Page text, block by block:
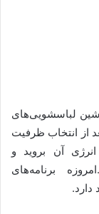
لباسشویی‌های
هستند. بعد از انتخاب ظرفیت
آن بروید و
برنامه‌های